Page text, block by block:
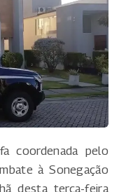
coordenada pelo
à Sonegação
desta terça-feira